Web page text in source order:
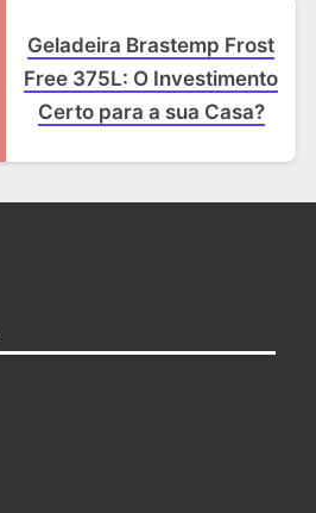
Geladeira Brastemp Frost
Free 375L: O Investimento
Certo para a sua Casa?